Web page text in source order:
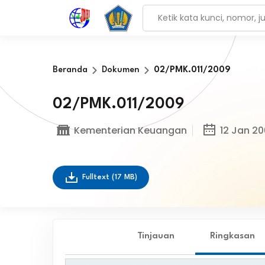
Beranda Dokumen 02/PMK.011/2009
02/PMK.011/2009
Kementerian Keuangan 12 Jan
Fulltext (17 MB)
Tinjauan Ringkasan